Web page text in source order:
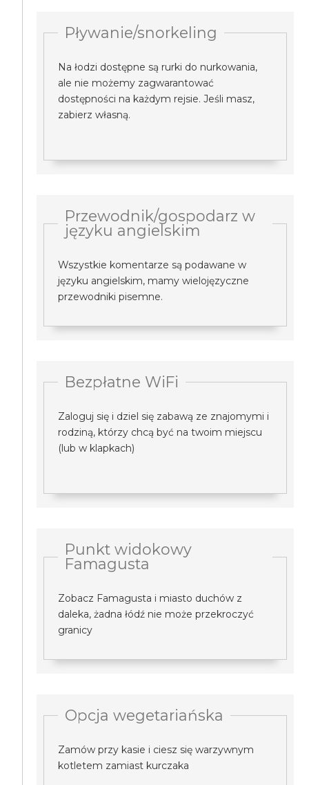
Pływanie/snorkeling
Na łodzi dostępne są rurki do nurkowania,
ale nie możemy zagwarantować
dostępności na każdym rejsie. Jeśli masz,
zabierz własną.
Przewodnik/gospodarz w
języku angielskim
Wszystkie komentarze są podawane w
języku angielskim, mamy wielojęzyczne
przewodniki pisemne.
Bezpłatne WiFi
Zaloguj się i dziel się zabawą ze znajomymi i
rodziną, którzy chcą być na twoim miejscu
(lub w klapkach)
Punkt widokowy
Famagusta
Zobacz Famagusta i miasto duchów z
daleka, żadna łódź nie może przekroczyć
granicy
Opcja wegetariańska
Zamów przy kasie i ciesz się warzywnym
kotletem zamiast kurczaka